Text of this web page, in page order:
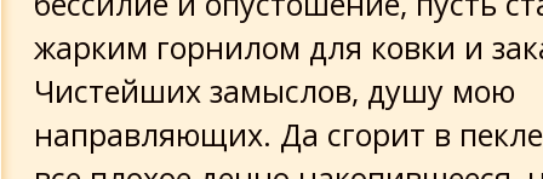
жарким горнилом для ковки и
Чистейших замыслов, душу мою
направляющих. Да сгорит в